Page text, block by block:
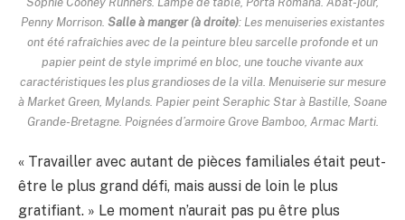
Penny Morrison. Salle à manger (à droite): Les menuiseries existantes
ont été rafraîchies avec de la peinture bleu sarcelle profonde et un
papier peint de style imprimé en bloc, une touche vivante aux
caractéristiques les plus grandioses de la villa. Menuiserie sur mesure
à Market Green, Mylands. Papier peint Seraphic Star à Bastille, Soane
Grande-Bretagne. Poignées d’armoire Grove Bamboo, Armac Marti.
« Travailler avec autant de pièces familiales était peut-
être le plus grand défi, mais aussi de loin le plus
gratifiant. » Le moment n’aurait pas pu être plus